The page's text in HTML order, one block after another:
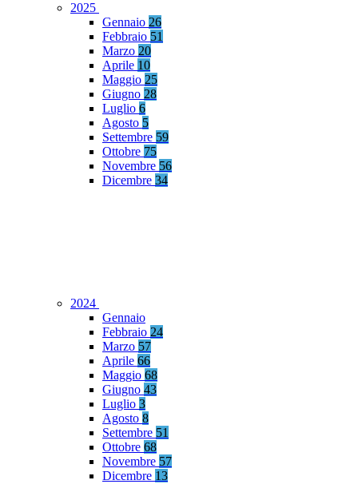
2025
Gennaio 26
Febbraio 51
Marzo 20
Aprile 10
Maggio 25
Giugno 28
Luglio 6
Agosto 5
Settembre 59
Ottobre 75
Novembre 56
Dicembre 34
2024
Gennaio
Febbraio 24
Marzo 57
Aprile 66
Maggio 68
Giugno 43
Luglio 3
Agosto 8
Settembre 51
Ottobre 68
Novembre 57
Dicembre 13